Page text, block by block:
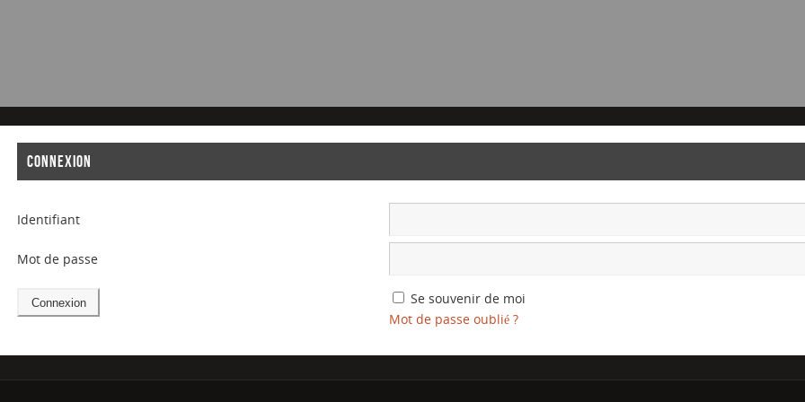
CONNEXION
Identifiant
Mot de passe
Se souvenir de moi
Mot de passe oublié ?